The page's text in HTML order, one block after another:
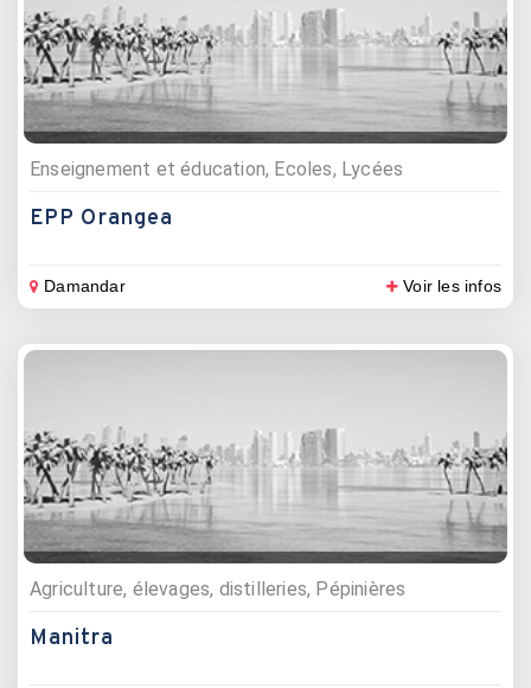
Enseignement et éducation, Ecoles, Lycées
EPP Orangea
Damandar Voir les infos
Agriculture, élevages, distilleries, Pépinières
Manitra